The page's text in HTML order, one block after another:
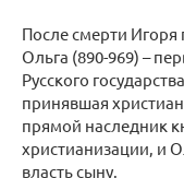
После смерти Игоря
Ольга (890-969) –
Русского
принявшая
прямой наследник
христианизации, и
власть сыну.